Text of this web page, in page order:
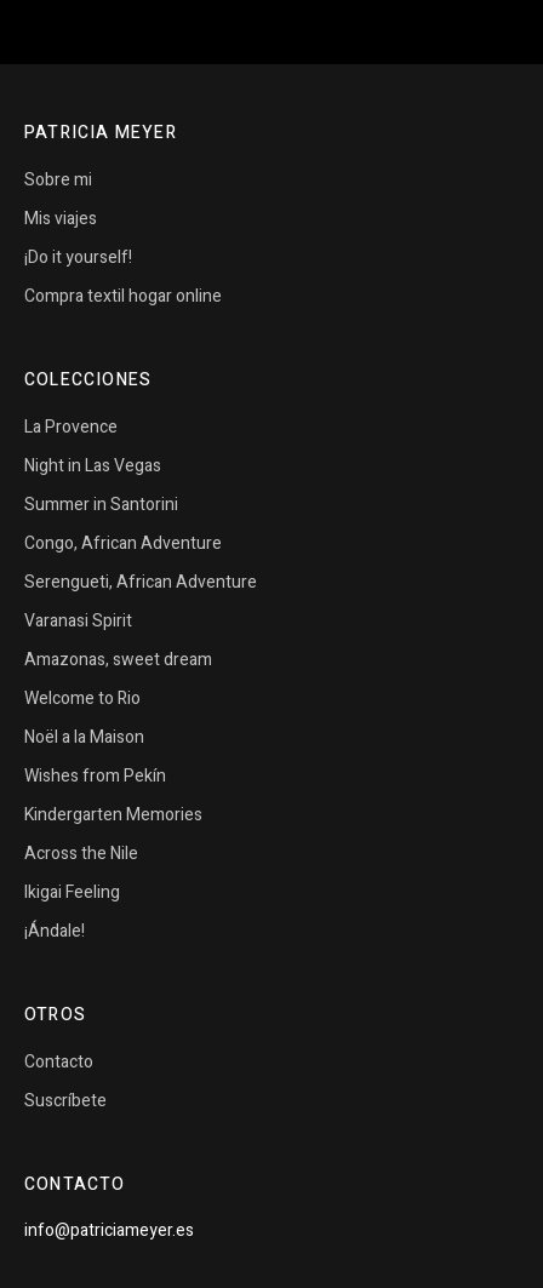
PATRICIA MEYER
Sobre mi
Mis viajes
¡Do it yourself!
Compra textil hogar online
COLECCIONES
La Provence
Night in Las Vegas
Summer in Santorini
Congo, African Adventure
Serengueti, African Adventure
Varanasi Spirit
Amazonas, sweet dream
Welcome to Rio
Noël a la Maison
Wishes from Pekín
Kindergarten Memories
Across the Nile
Ikigai Feeling
¡Ándale!
OTROS
Contacto
Suscríbete
CONTACTO
info@patriciameyer.es